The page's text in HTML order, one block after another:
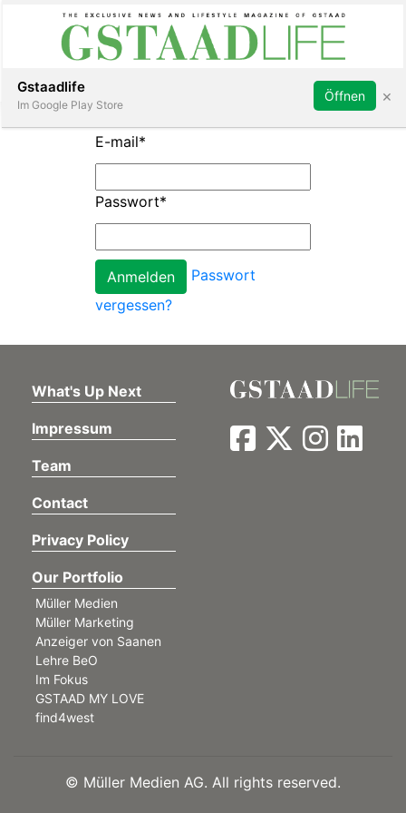
Subscribe Sign in
E-mail*
Passwort*
Passwort
vergessen?
What's Up Next
Impressum
Team
Contact
Privacy Policy
Our Portfolio
Müller Medien
Müller Marketing
Anzeiger von Saanen
Lehre BeO
Im Fokus
GSTAAD MY LOVE
find4west
© Müller Medien AG. All rights reserved.
Gstaadlife
Im Google Play Store
Öffnen ×